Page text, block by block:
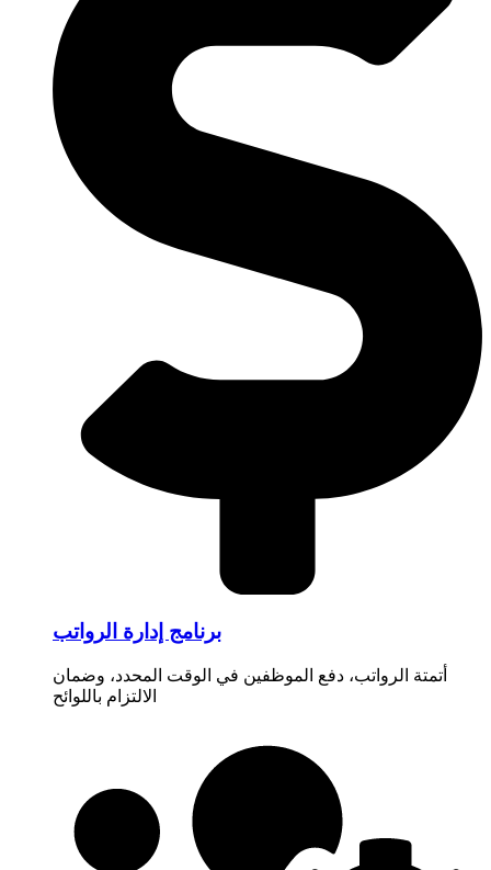
برنامج إدارة الرواتب
أتمتة الرواتب، دفع الموظفين في الوقت المحدد، وضمان
الالتزام باللوائح